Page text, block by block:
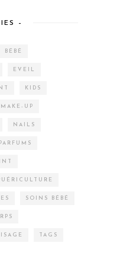
–
BÉBÉ
EVEIL
KIDS
MAKE-UP
NAILS
PARFUMS
SOINS BÉBÉ
TAGS